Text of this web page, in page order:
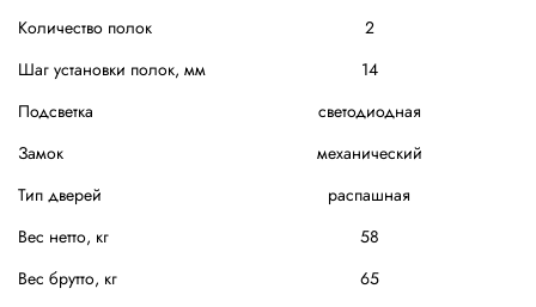
Количество полок
2
Шаг установки полок, мм
14
Подсветка
светодиодная
Замок
механический
Тип дверей
распашная
Вес нетто, кг
58
Вес брутто, кг
65